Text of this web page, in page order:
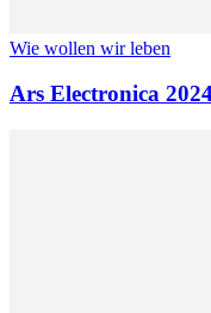
Wie wollen wir leben
Ars Electronica